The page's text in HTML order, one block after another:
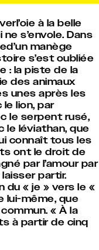
à la belle
s’envole. Dans
manège
s’est oubliée
: la piste de la
des animaux
unes après les
lion, par
le serpent rusé,
le léviathan, que
connaît tous les
ont le droit de
par l’amour par
partir.
du « je » vers le «
lui-même, que
​« À la
à partir de cinq